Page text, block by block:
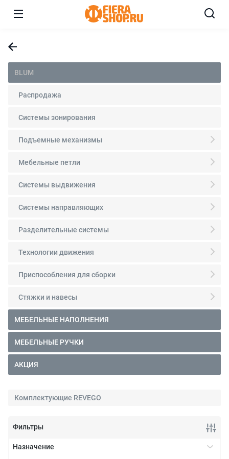
BLUM
Распродажа
Системы зонирования
Подъемные механизмы
Мебельные петли
Системы выдвижения
Системы направляющих
Разделительные системы
Технологии движения
Приспособления для сборки
Стяжки и навесы
МЕБЕЛЬНЫЕ НАПОЛНЕНИЯ
МЕБЕЛЬНЫЕ РУЧКИ
АКЦИЯ
Комплектующие REVEGO
Фильтры
Назначение